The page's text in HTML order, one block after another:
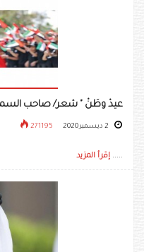
عيدْ وطَنْ " شعر/ صاحب
271195
..... إقرأ المزيد